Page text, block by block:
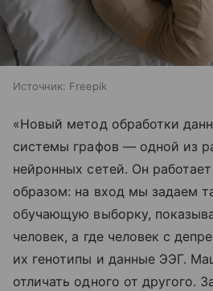
Источник: Freepik
«Новый метод обработки
системы графов — одной из
нейронных сетей. Он
образом: на вход мы задаем
обучающую выборку,
человек, а где человек с
их генотипы и данные ЭЭГ.
отличать одного от другого.